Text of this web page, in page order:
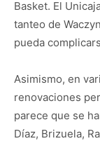
Basket. El
tanteo de
pueda
Asimismo, en
renovaciones
parece que se
Díaz, Brizuela,